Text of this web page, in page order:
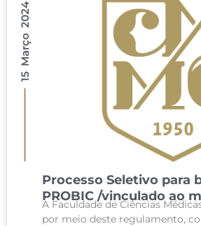
Processo Seletivo para
PROBIC /vinculado ao
01/2024
A Faculdade de Ciências
por meio deste regulamento,
15 Março 2024